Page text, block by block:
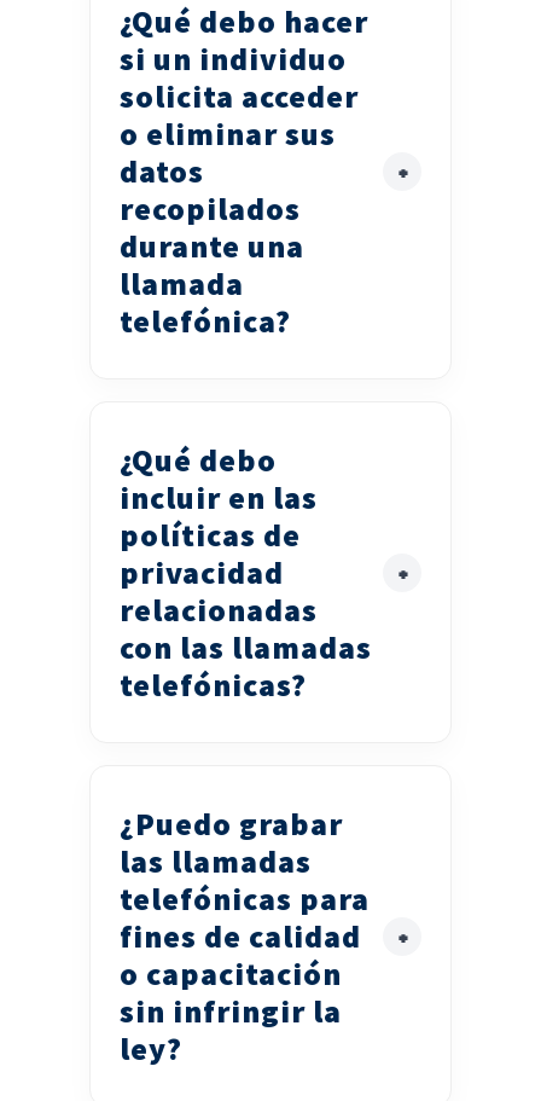
¿Qué debo hacer
si un individuo
solicita acceder
o eliminar sus
datos
recopilados
durante una
llamada
telefónica?
¿Qué debo
incluir en las
políticas de
privacidad
relacionadas
con las llamadas
telefónicas?
¿Puedo grabar
las llamadas
telefónicas para
fines de calidad
o capacitación
sin infringir la
ley?